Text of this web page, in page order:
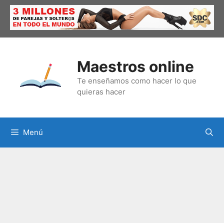
Saltar
contenido
Maestros online
Te enseñamos como hacer lo que
quieras hacer
Menú